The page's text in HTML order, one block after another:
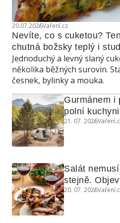
20.07.2026Vaření.cz
Nevíte, co s cuketou?
chutná božsky teplý i
Jednoduchý a levný slaný
několika běžných surovin.
česnek, bylinky a mouka.
Gurmánem i
polní
21. 07. 2026
Salát
stejně.
využijete i na
20. 07. 2026